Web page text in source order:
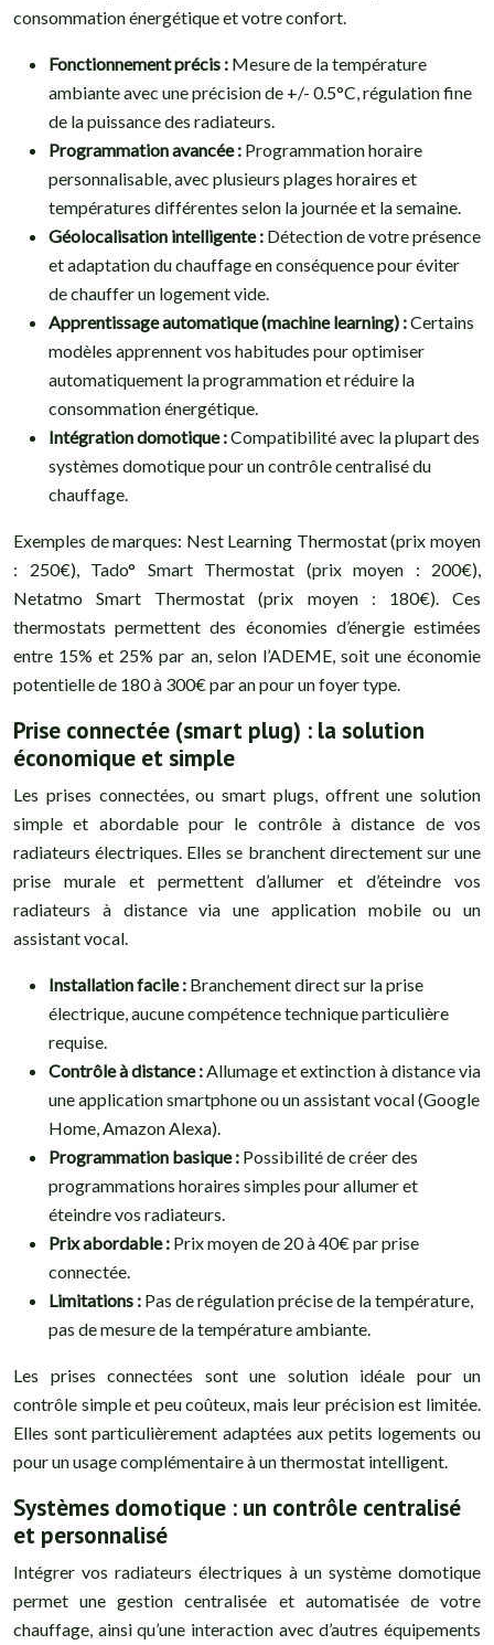
consommation énergétique et votre confort.
Fonctionnement précis : Mesure de la température
ambiante avec une précision de +/- 0.5°C, régulation fine
de la puissance des radiateurs.
Programmation avancée : Programmation horaire
personnalisable, avec plusieurs plages horaires et
températures différentes selon la journée et la semaine.
Géolocalisation intelligente : Détection de votre présence
et adaptation du chauffage en conséquence pour éviter
de chauffer un logement vide.
Apprentissage automatique (machine learning) :Certains
modèles apprennent vos habitudes pour optimiser
automatiquement la programmation et réduire la
consommation énergétique.
Intégration domotique :Compatibilité avec la plupart des
systèmes domotique pour un contrôle centralisé du
chauffage.
Exemples de marques: Nest Learning Thermostat (prix moyen
: 250€), Tado° Smart Thermostat (prix moyen : 200€),
Netatmo Smart Thermostat (prix moyen : 180€). Ces
thermostats permettent des économies d’énergie estimées
entre 15% et 25% par an, selon l’ADEME, soit une économie
potentielle de 180 à 300€ par an pour un foyer type.
Prise connectée (smart plug) : la solution
économique et simple
Les prises connectées, ou smart plugs, offrent une solution
simple et abordable pour le contrôle à distance de vos
radiateurs électriques. Elles se branchent directement sur une
prise murale et permettent d’allumer et d’éteindre vos
radiateurs à distance via une application mobile ou un
assistant vocal.
Installation facile : Branchement direct sur la prise
électrique, aucune compétence technique particulière
requise.
Contrôle à distance :Allumage et extinction à distance via
une application smartphone ou un assistant vocal (Google
Home, Amazon Alexa).
Programmation basique : Possibilité de créer des
programmations horaires simples pour allumer et
éteindre vos radiateurs.
Prix abordable : Prix moyen de 20 à 40€ par prise
connectée.
Limitations : Pas de régulation précise de la température,
pas de mesure de la température ambiante.
Les prises connectées sont une solution idéale pour un
contrôle simple et peu coûteux, mais leur précision est limitée.
Elles sont particulièrement adaptées aux petits logements ou
pour un usage complémentaire à un thermostat intelligent.
Systèmes domotique : un contrôle centralisé
et personnalisé
Intégrer vos radiateurs électriques à un système domotique
permet une gestion centralisée et automatisée de votre
chauffage, ainsi qu’une interaction avec d’autres équipements